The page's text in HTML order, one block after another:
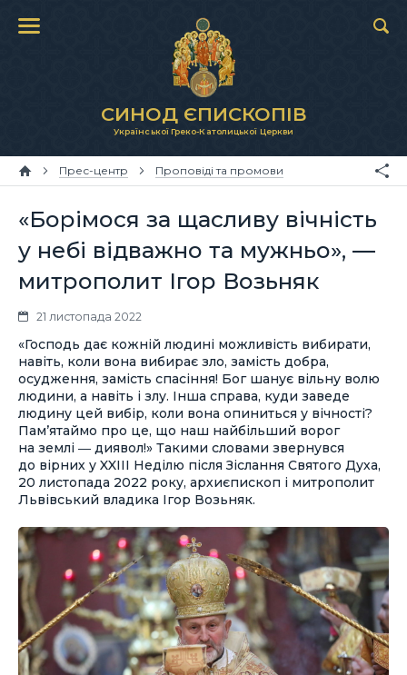
СИНОД ЄПИСКОПІВ
Української Греко-Католицької Церкви
Прес-центр Проповіді та промови
«Борімося за щасливу вічність
у небі відважно та мужньо», —
митрополит Ігор Возьняк
21 листопада 2022
«Господь дає кожній людині можливість вибирати,
навіть, коли вона вибирає зло, замість добра,
осудження, замість спасіння! Бог шанує вільну волю
людини, а навіть і злу. Інша справа, куди заведе
людину цей вибір, коли вона опиниться у вічності?
Пам’ятаймо про це, що наш найбільший ворог
на землі ― диявол!» Такими словами звернувся
до вірних у XXIII Неділю після Зіслання Святого Духа,
20 листопада 2022 року, архиєпископ і митрополит
Львівський владика Ігор Возьняк.